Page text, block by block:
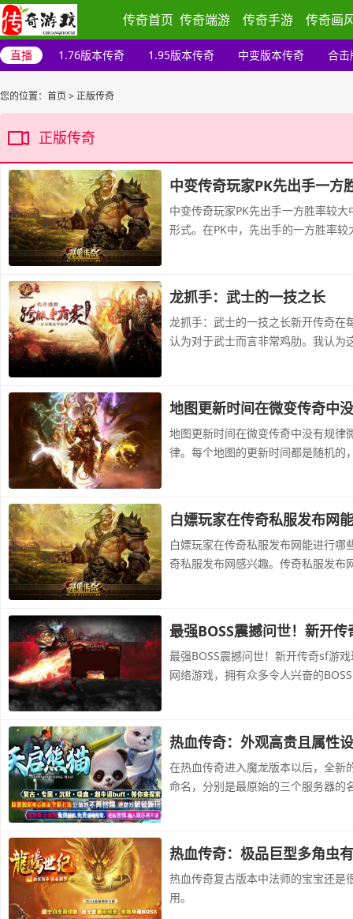
传奇首页 传奇端游 传奇手游 传奇画
直播 1.76版本传奇 1.95版本传奇 中变版本传奇 合击
您的位置： 首页>正版传奇
正版传奇
中变传奇玩家PK先出手一方
中变传奇玩家PK先出手一方胜率较
形式。在PK中，先出手的一方胜率较
龙抓手：武士的一技之长
龙抓手：武士的一技之长新开传奇在
认为对于武士而言非常鸡肋。我认为
地图更新时间在微变传奇中
地图更新时间在微变传奇中没有规律
律。每个地图的更新时间都是随机的
白嫖玩家在传奇私服发布网
白嫖玩家在传奇私服发布网能进行
奇私服发布网感兴趣。传奇私服发布
最强BOSS震撼问世！新开
最强BOSS震撼问世！新开传奇sf游
网络游戏，拥有众多令人兴奋的
热血传奇：外观高贵且属性
在热血传奇进入魔龙版本以后，全新
命名，分别是最原始的三个服务器的
热血传奇：极品巨型多角虫
热血传奇复古版本中法师的宝宝还是
用。